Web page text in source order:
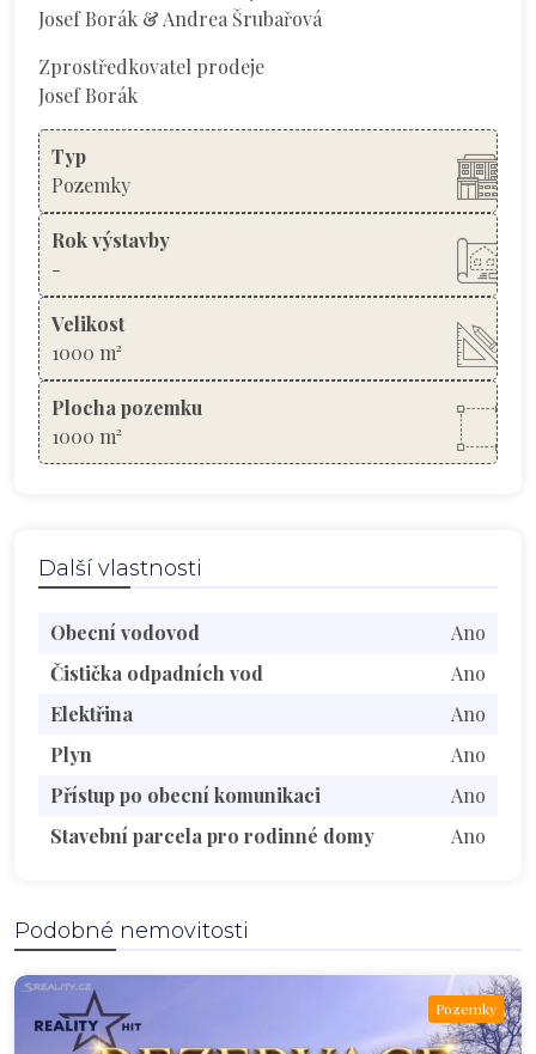
Josef Borák & Andrea Šrubařová
Zprostředkovatel prodeje
Josef Borák
Typ
Pozemky
Rok výstavby
-
Velikost
1000 m²
Plocha pozemku
1000 m²
Další vlastnosti
Obecní vodovod
Ano
Čistička odpadních vod
Ano
Elektřina
Ano
Plyn
Ano
Přístup po obecní komunikaci
Ano
Stavební parcela pro rodinné domy
Ano
Podobné nemovitosti
Pozemky